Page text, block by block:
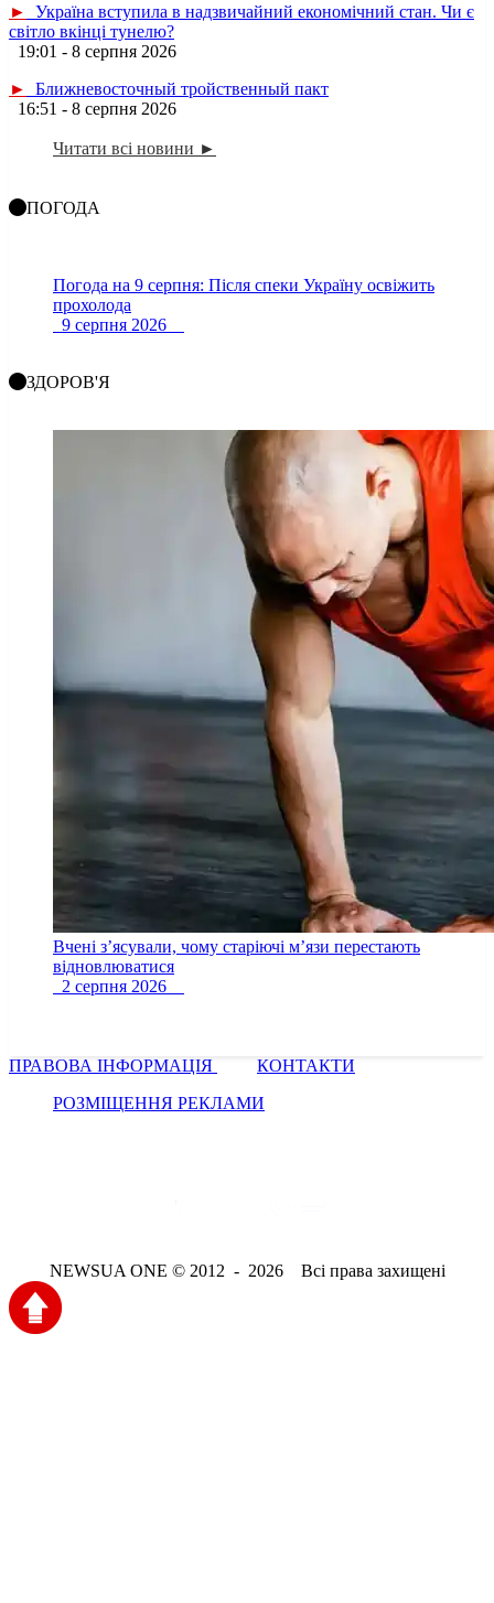
►
Україна вступила в надзвичайний економічний стан. Чи є
світло вкінці тунелю?
19:01 - 8 серпня 2026
►
Ближневосточный тройственный пакт
16:51 - 8 серпня 2026
Читати всі новини ►
ПОГОДА
Погода на 9 серпня: Після спеки Україну освіжить
прохолода
9 серпня 2026
ЗДОРОВ'Я
Вчені з’ясували, чому старіючі м’язи перестають
відновлюватися
2 серпня 2026
ПРАВОВА ІНФОРМАЦІЯ
КОНТАКТИ
РОЗМІЩЕННЯ РЕКЛАМИ
NEWSUA ONE © 2012 - 2026 Всі права захищені